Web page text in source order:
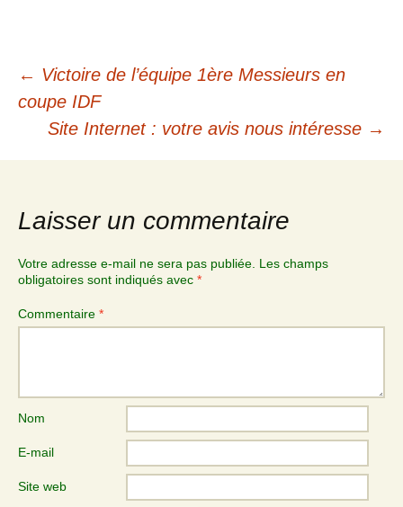
Navigation
des
articles
← Victoire de l’équipe 1ère Messieurs en
coupe IDF
Site Internet : votre avis nous intéresse →
Laisser un commentaire
Votre adresse e-mail ne sera pas publiée. Les champs
obligatoires sont indiqués avec *
Commentaire *
Nom
E-mail
Site web